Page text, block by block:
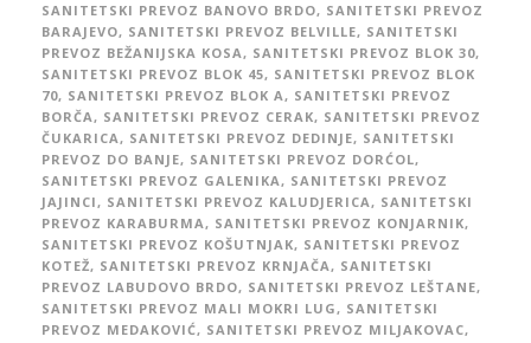
SANITETSKI PREVOZ BANOVO BRDO, SANITETSKI PREVOZ
BARAJEVO, SANITETSKI PREVOZ BELVILLE, SANITETSKI
PREVOZ BEŽANIJSKA KOSA, SANITETSKI PREVOZ BLOK 30,
SANITETSKI PREVOZ BLOK 45, SANITETSKI PREVOZ BLOK
70, SANITETSKI PREVOZ BLOK A, SANITETSKI PREVOZ
BORČA, SANITETSKI PREVOZ CERAK, SANITETSKI PREVOZ
ČUKARICA, SANITETSKI PREVOZ DEDINJE, SANITETSKI
PREVOZ DO BANJE, SANITETSKI PREVOZ DORĆOL,
SANITETSKI PREVOZ GALENIKA, SANITETSKI PREVOZ
JAJINCI, SANITETSKI PREVOZ KALUDJERICA, SANITETSKI
PREVOZ KARABURMA, SANITETSKI PREVOZ KONJARNIK,
SANITETSKI PREVOZ KOŠUTNJAK, SANITETSKI PREVOZ
KOTEŽ, SANITETSKI PREVOZ KRNJAČA, SANITETSKI
PREVOZ LABUDOVO BRDO, SANITETSKI PREVOZ LEŠTANE,
SANITETSKI PREVOZ MALI MOKRI LUG, SANITETSKI
PREVOZ MEDAKOVIĆ, SANITETSKI PREVOZ MILJAKOVAC,